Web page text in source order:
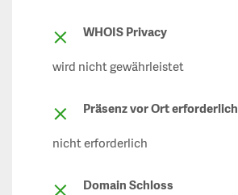
WHOIS Privacy
wird nicht gewährleistet
Präsenz vor Ort erforderlich
nicht erforderlich
Domain Schloss